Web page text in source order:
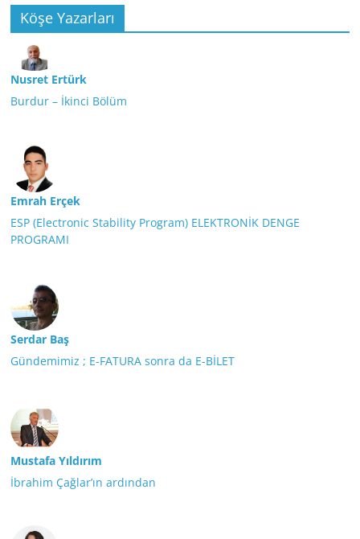
Köşe Yazarları
Nusret Ertürk
Burdur – İkinci Bölüm
Emrah Erçek
ESP (Electronic Stability Program) ELEKTRONİK DENGE
PROGRAMI
Serdar Baş
Gündemimiz ; E-FATURA sonra da E-BİLET
Mustafa Yıldırım
İbrahim Çağlar’ın ardından